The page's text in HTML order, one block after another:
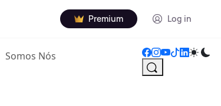
Premium Log in
Somos Nós